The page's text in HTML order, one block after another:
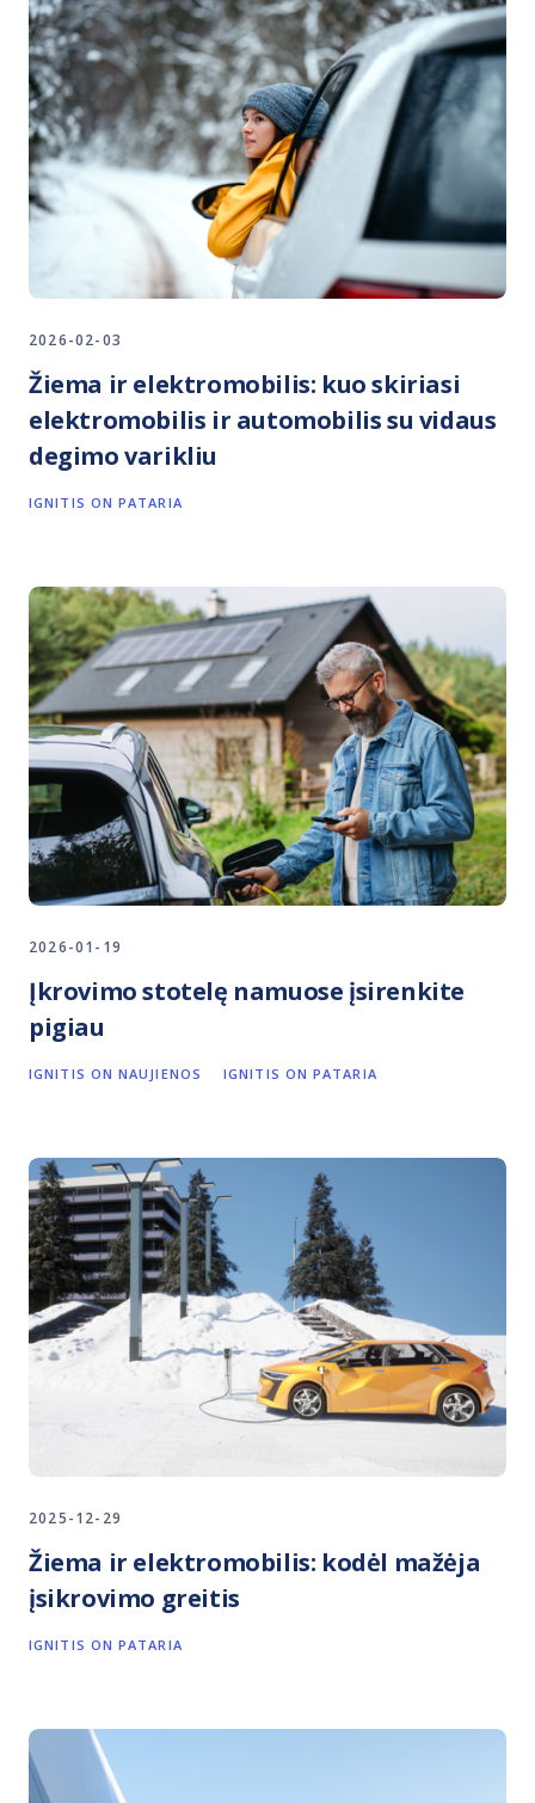
2026-02-03
Žiema ir elektromobilis: kuo skiriasi
elektromobilis ir automobilis su vidaus
degimo varikliu
IGNITIS ON PATARIA
2026-01-19
Įkrovimo stotelę namuose įsirenkite
pigiau
IGNITIS ON NAUJIENOS IGNITIS ON PATARIA
2025-12-29
Žiema ir elektromobilis: kodėl mažėja
įsikrovimo greitis
IGNITIS ON PATARIA